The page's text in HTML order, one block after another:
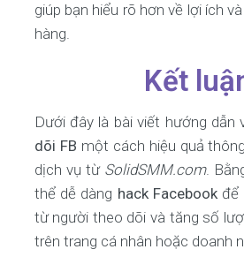
giúp bạn hiểu rõ hơn về lợi ích
hàng.
Kết
Dưới đây là bài viết hướng dẫn
dõi FB một cách hiệu quả
dịch vụ từ SolidSMM.com.
thể dễ dàng hack Facebookđể
từ người theo dõi và tăng số
trên trang cá nhân hoặc doanh